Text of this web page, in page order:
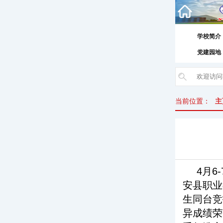
学校简介
党建园地
当前位置：
4月
安县职
生同台
异成绩